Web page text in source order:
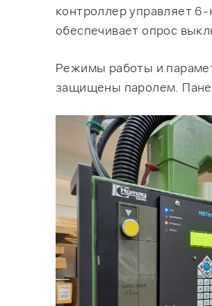
контроллер управляет
обеспечивает опрос
Режимы работы и
защищены паролем.